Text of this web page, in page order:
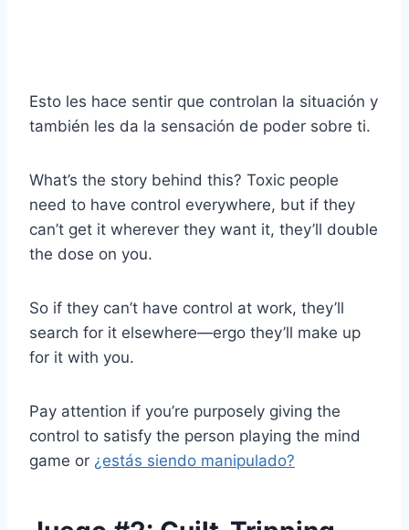
Esto les hace sentir que controlan la situación y
también les da la sensación de poder sobre ti.
What’s the story behind this? Toxic people
need to have control everywhere, but if they
can’t get it wherever they want it, they’ll double
the dose on you.
So if they can’t have control at work, they’ll
search for it elsewhere—ergo they’ll make up
for it with you.
Pay attention if you’re purposely giving the
control to satisfy the person playing the mind
game or ¿estás siendo manipulado?